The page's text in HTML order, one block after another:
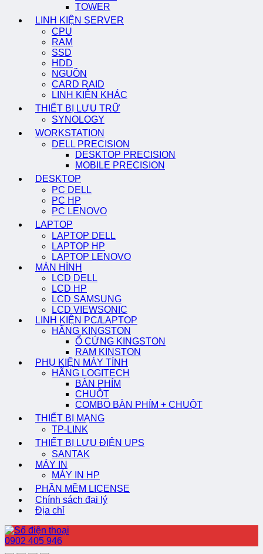
TOWER
LINH KIỆN SERVER
CPU
RAM
SSD
HDD
NGUỒN
CARD RAID
LINH KIỆN KHÁC
THIẾT BỊ LƯU TRỮ
SYNOLOGY
WORKSTATION
DELL PRECISION
DESKTOP PRECISION
MOBILE PRECISION
DESKTOP
PC DELL
PC HP
PC LENOVO
LAPTOP
LAPTOP DELL
LAPTOP HP
LAPTOP LENOVO
MÀN HÌNH
LCD DELL
LCD HP
LCD SAMSUNG
LCD VIEWSONIC
LINH KIỆN PC/LAPTOP
HÃNG KINGSTON
Ổ CỨNG KINGSTON
RAM KINSTON
PHỤ KIỆN MÁY TÍNH
HÃNG LOGITECH
BÀN PHÍM
CHUỘT
COMBO BÀN PHÍM + CHUỘT
THIẾT BỊ MẠNG
TP-LINK
THIẾT BỊ LƯU ĐIỆN UPS
SANTAK
MÁY IN
MÁY IN HP
PHẦN MỀM LICENSE
Chính sách đại lý
Địa chỉ
0902 405 946